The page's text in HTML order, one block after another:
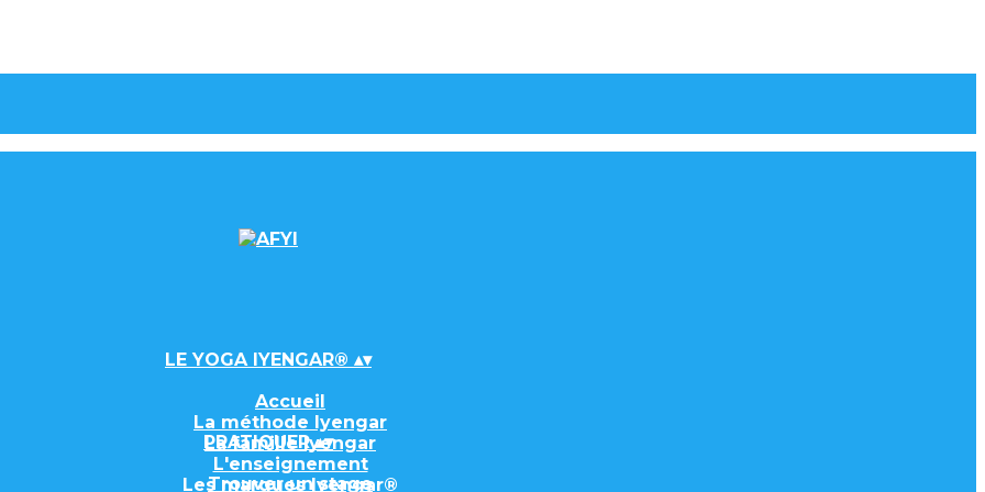
LE YOGA IYENGAR® ▴▾
Accueil
La méthode Iyengar
La famille Iyengar
L'enseignement
Les marques Iyengar®
PRATIQUER▴▾
Trouver un stage